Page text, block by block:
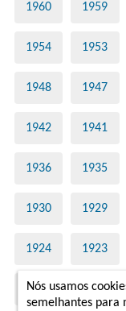
1960 1959
1954 1953
1948 1947
1942 1941
1936 1935
1930 1929
1924 1923
1918 1917
Nós usamos
semelhantes para